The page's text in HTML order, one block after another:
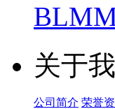
关于
公司简介 荣誉